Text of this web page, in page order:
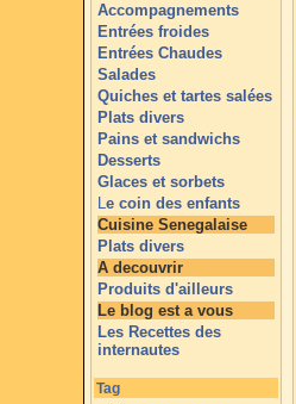
Accompagnements
Entrées froides
Entrées Chaudes
Salades
Quiches et tartes salées
Plats divers
Pains et sandwichs
Desserts
Glaces et sorbets
Le coin des enfants
Cuisine Senegalaise
Plats divers
A decouvrir
Produits d'ailleurs
Le blog est a vous
Les Recettes des
internautes
Tag